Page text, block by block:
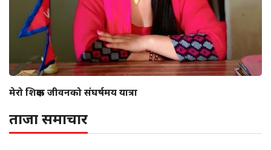
मेरो शिक्षक जीवनको संघर्षमय यात्रा
ताजा समाचार